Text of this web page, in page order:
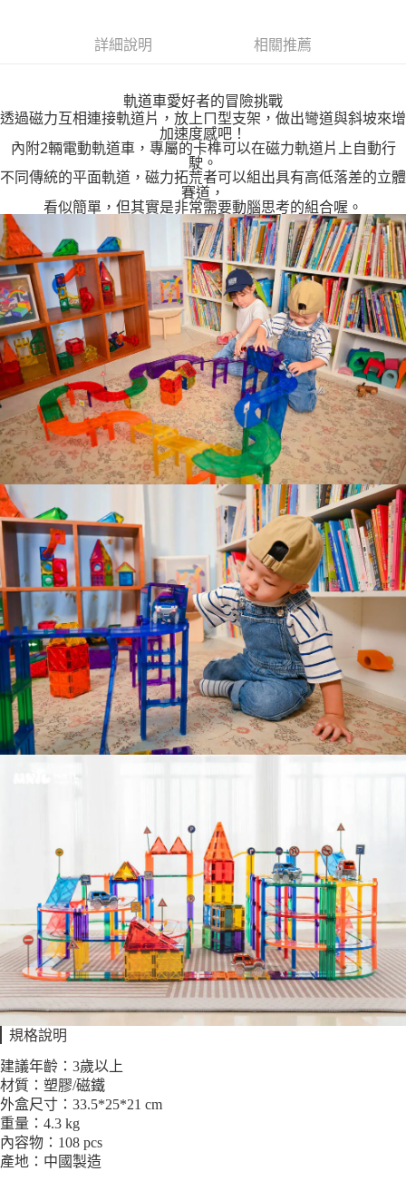
付款後7-11取貨
宅配
每筆NT$85，滿NT$999(含以上)免運費
詳細說明 相關推薦
軌道車愛好者的冒險挑戰
透過磁力互相連接軌道片，放上ㄇ型支架，做出彎道與斜坡來增
加速度感吧！
內附2輛電動軌道車，專屬的卡榫可以在磁力軌道片上自動行
駛。
不同傳統的平面軌道，磁力拓荒者可以組出具有高低落差的立體
賽道，
看似簡單，但其實是非常需要動腦思考的組合喔。
規格說明
建議年齡：3歲以上
材質：塑膠/磁鐵
外盒尺寸：33.5*25*21 cm
重量：4.3 kg
內容物：108 pcs
產地：中國製造